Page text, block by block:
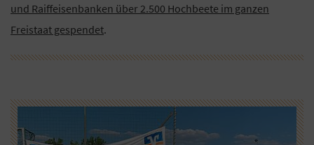
und Raiffeisenbanken über 2.500 Hochbeete im ganzen
Freistaat gespendet.